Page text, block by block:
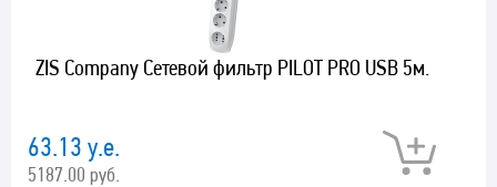
ZIS Company Сетевой фильтр PILOT PRO USB 5м.
63.13 у.е.
5187.00 руб.